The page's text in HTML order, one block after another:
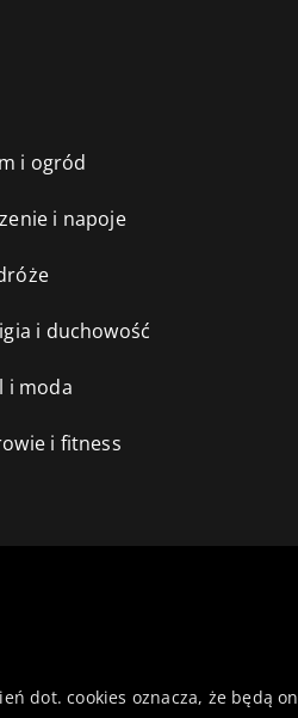
i ogród
i napoje
i duchowość
i moda
i fitness
dot. cookies oznacza, że będą